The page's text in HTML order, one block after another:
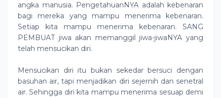
angka manusia. PengetahuanNYA adalah kebenaran
bagi mereka yang mampu menerima kebenaran.
Setiap kita mampu menerima kebenaran. SANG
PEMBUAT jiwa akan memanggil jiwa-jiwaNYA yang
telah mensucikan diri.
Mensucikan diri itu bukan sekedar bersuci dengan
basuhan air, tapi menjadikan diri sejernih dan senetral
air. Sehingga diri kita mampu menerima sesuap demi